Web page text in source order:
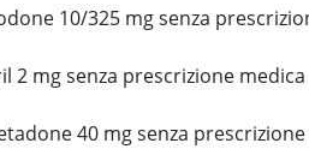
10/325 mg senza
2 mg senza prescrizione medica
40 mg senza